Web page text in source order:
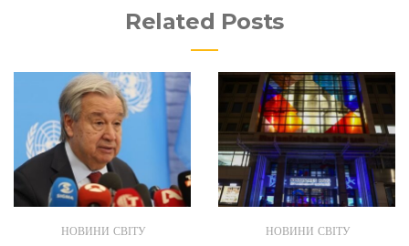
Related Posts
НОВИНИ СВІТУ НОВИНИ СВІТУ